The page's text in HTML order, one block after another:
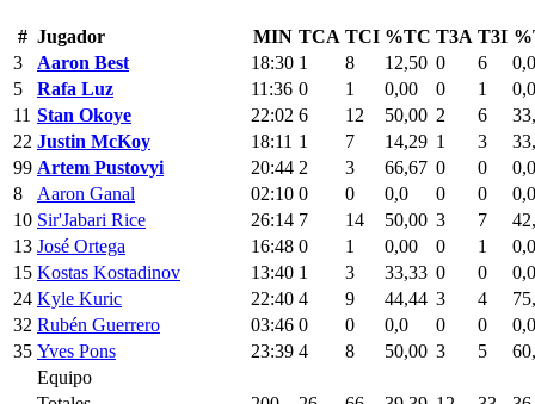
# Jugador MIN TCA TCI %TC T3A T3I
3
Aaron Best 18:30 1 8 12,50 0 6
5
Rafa Luz 11:36 0 1 0,00 0 1
11 Stan Okoye 22:02 6 12 50,00 2 6
22 Justin McKoy 18:11 1 7 14,29 1 3
99 Artem Pustovyi 20:44 2 3 66,67 0 0
0,0
8
Aaron Ganal 02:10 0 0 0,0 0 0
0,0
10 Sir'Jabari Rice 26:14 7 14 50,00 3 7
13 José Ortega 16:48 0 1 0,00 0 1
15 Kostas Kostadinov 13:40 1 3 33,33 0 0
0,0
24 Kyle Kuric 22:40 4 9 44,44 3 4
32 Rubén Guerrero 03:46 0 0 0,0 0 0
0,0
35 Yves Pons 23:39 4 8 50,00 3 5
Equipo